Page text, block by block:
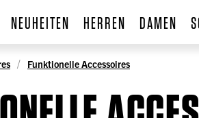
NEUHEITEN HERREN DAMEN
Funktionelle Accessoires